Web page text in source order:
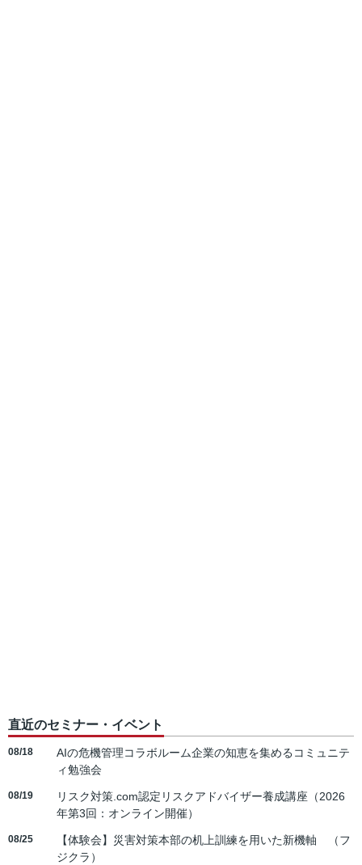
直近のセミナー・イベント
08/18
AIの危機管理コラボルーム企業の知恵を集めるコミュニテ
ィ勉強会
08/19
リスク対策.com認定リスクアドバイザー養成講座（2026
年第3回：オンライン開催）
08/25
【体験会】災害対策本部の机上訓練を用いた新機軸 （フ
ジクラ）